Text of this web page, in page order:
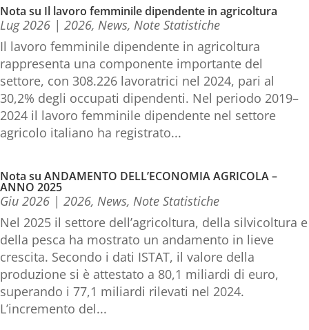
Nota su Il lavoro femminile dipendente in agricoltura
Lug 2026 | 2026, News, Note Statistiche
Il lavoro femminile dipendente in agricoltura
rappresenta una componente importante del
settore, con 308.226 lavoratrici nel 2024, pari al
30,2% degli occupati dipendenti. Nel periodo 2019–
2024 il lavoro femminile dipendente nel settore
agricolo italiano ha registrato...
Nota su ANDAMENTO DELL’ECONOMIA AGRICOLA –
ANNO 2025
Giu 2026 | 2026, News, Note Statistiche
Nel 2025 il settore dell’agricoltura, della silvicoltura e
della pesca ha mostrato un andamento in lieve
crescita. Secondo i dati ISTAT, il valore della
produzione si è attestato a 80,1 miliardi di euro,
superando i 77,1 miliardi rilevati nel 2024.
L’incremento del...